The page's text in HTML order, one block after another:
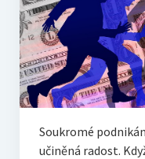
Soukromé
učiněná radost.